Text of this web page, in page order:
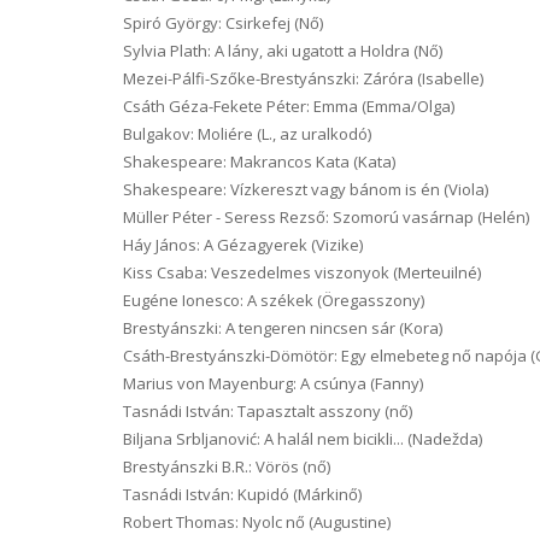
Spiró György: Csirkefej (Nő)
Sylvia Plath: A lány, aki ugatott a Holdra (Nő)
Mezei-Pálfi-Szőke-Brestyánszki: Záróra (Isabelle)
Csáth Géza-Fekete Péter: Emma (Emma/Olga)
Bulgakov: Moliére (L., az uralkodó)
Shakespeare: Makrancos Kata (Kata)
Shakespeare: Vízkereszt vagy bánom is én (Viola)
Müller Péter - Seress Rezső: Szomorú vasárnap (Helén)
Háy János: A Gézagyerek (Vizike)
Kiss Csaba: Veszedelmes viszonyok (Merteuilné)
Eugéne Ionesco: A székek (Öregasszony)
Brestyánszki: A tengeren nincsen sár (Kora)
Csáth-Brestyánszki-Dömötör: Egy elmebeteg nő napója
Marius von Mayenburg: A csúnya (Fanny)
Tasnádi István: Tapasztalt asszony (nő)
Biljana Srbljanović: A halál nem bicikli... (Nadežda)
Brestyánszki B.R.: Vörös (nő)
Tasnádi István: Kupidó (Márkinő)
Robert Thomas: Nyolc nő (Augustine)